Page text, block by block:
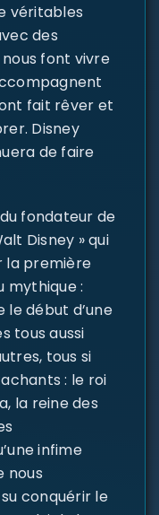
véritables
des
font vivre
fait rêver et
Disney
de faire
fondateur de
Disney » qui
la première
mythique :
le début d’une
tous aussi
tous si
: le roi
la reine des
infime
nous
conquérir le